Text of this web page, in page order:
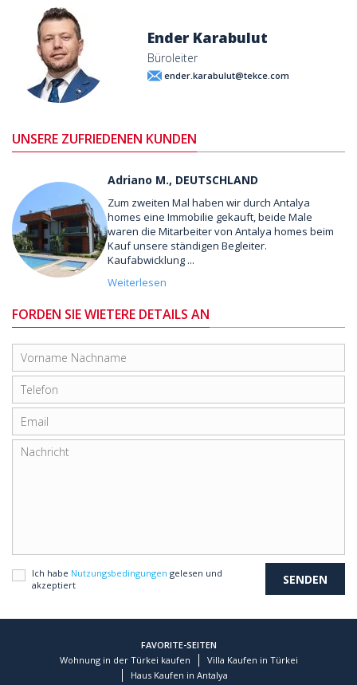
Ender Karabulut
Büroleiter
ender.karabulut@tekce.com
UNSERE ZUFRIEDENEN KUNDEN
Adriano M., DEUTSCHLAND
Zum zweiten Mal haben wir durch Antalya
homes eine Immobilie gekauft, beide Male
waren die Mitarbeiter von Antalya homes beim
Kauf unsere ständigen Begleiter.
Kaufabwicklung ...
Weiterlesen
FORDEN SIE WIETERE DETAILS AN
Ich habe Nutzungsbedingungen gelesen und
akzeptiert
FAVORITE-SEITEN
Wohnung in der Türkei kaufen
Villa Kaufen in Türkei
Haus Kaufen in Antalya